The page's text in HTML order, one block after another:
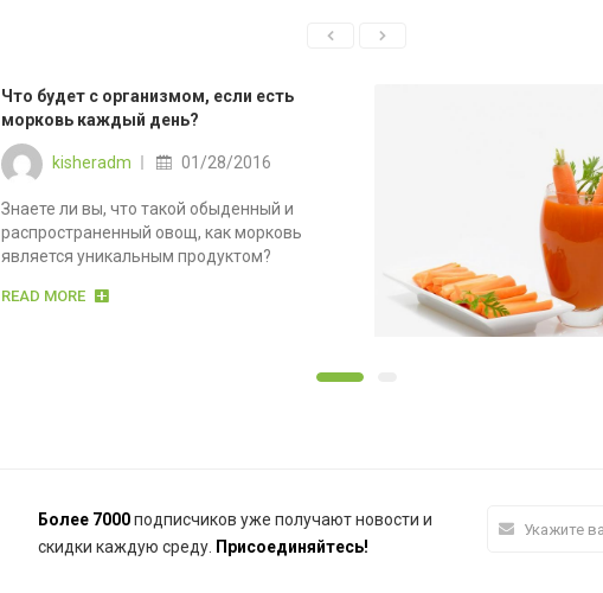
Что будет с организмом, если есть
морковь каждый день?
kisheradm
Posted
01/28/2016
Знаете ли вы, что такой обыденный и
распространенный овощ, как морковь
является уникальным продуктом?
READ MORE
Более 7000подписчиков уже получают новости и
скидки каждую среду. Присоединяйтесь!